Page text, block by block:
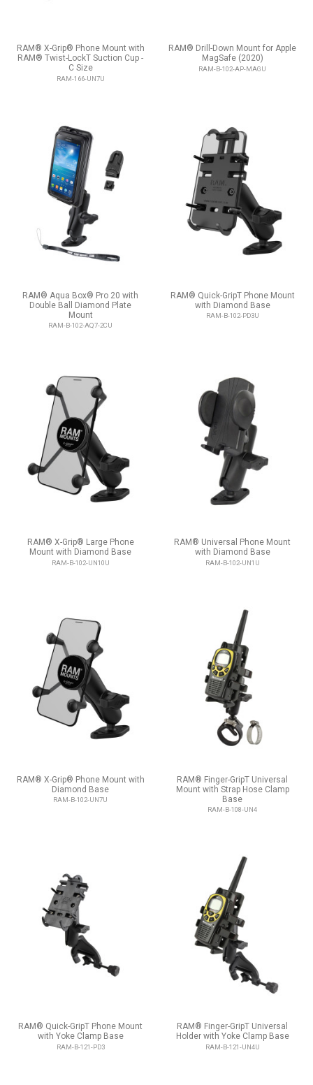
RAM® X-Grip® Phone Mount with
RAM® Twist-LockT Suction Cup -
C Size
RAM-166-UN7U
RAM® Drill-Down Mount for Apple
MagSafe (2020)
RAM-B-102-AP-MAGU
RAM® Aqua Box® Pro 20 with
Double Ball Diamond Plate
Mount
RAM-B-102-AQ7-2CU
RAM® Quick-GripT Phone Mount
with Diamond Base
RAM-B-102-PD3U
RAM® X-Grip® Large Phone
Mount with Diamond Base
RAM-B-102-UN10U
RAM® Universal Phone Mount
with Diamond Base
RAM-B-102-UN1U
RAM® X-Grip® Phone Mount with
Diamond Base
RAM-B-102-UN7U
RAM® Finger-GripT Universal
Mount with Strap Hose Clamp
Base
RAM-B-108-UN4
RAM® Quick-GripT Phone Mount
with Yoke Clamp Base
RAM-B-121-PD3
RAM® Finger-GripT Universal
Holder with Yoke Clamp Base
RAM-B-121-UN4U